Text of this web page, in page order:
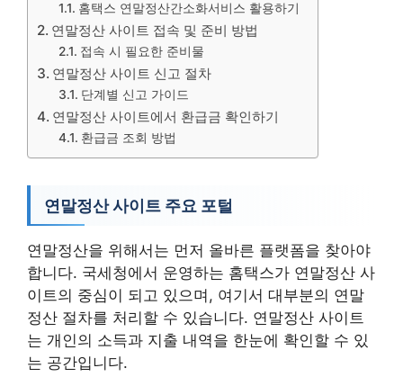
홈택스 연말정산간소화서비스 활용하기
연말정산 사이트 접속 및 준비 방법
접속 시 필요한 준비물
연말정산 사이트 신고 절차
단계별 신고 가이드
연말정산 사이트에서 환급금 확인하기
환급금 조회 방법
연말정산 사이트 주요 포털
연말정산을 위해서는 먼저 올바른 플랫폼을 찾아야
합니다. 국세청에서 운영하는 홈택스가 연말정산 사
이트의 중심이 되고 있으며, 여기서 대부분의 연말
정산 절차를 처리할 수 있습니다. 연말정산 사이트
는 개인의 소득과 지출 내역을 한눈에 확인할 수 있
는 공간입니다.